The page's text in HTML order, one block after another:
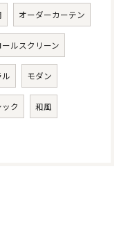
オーダーカーテン
ルスクリーン
モダン
ク 和風